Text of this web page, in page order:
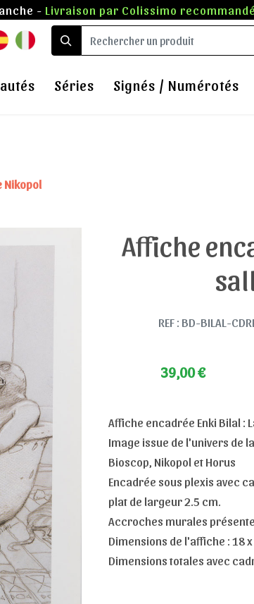
- Livraison par Colissimo
Séries Signés / Numérotés
Nikopol
Affiche
REF : BD-BILAL-
39,00€
Affiche encadrée Enki Bilal :
Image issue de l'univers de la
Bioscop, Nikopol et Horus
Encadrée sous plexis avec
plat de largeur 2.5 cm.
Accroches murales
Dimensions de l'affiche : 18
Dimensions totales avec